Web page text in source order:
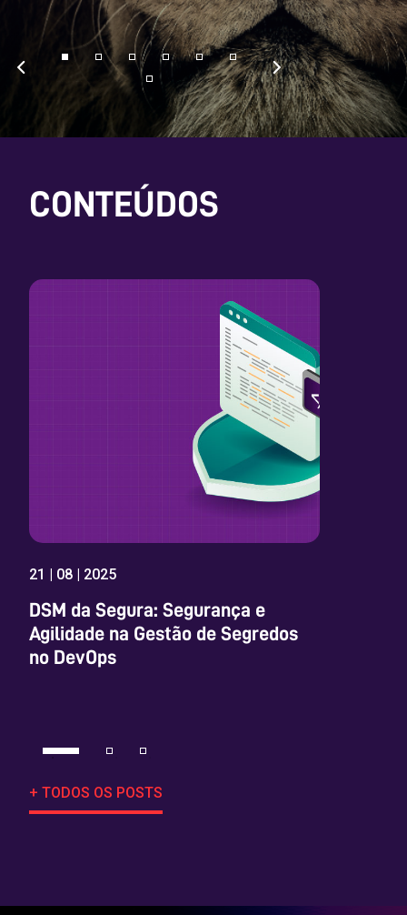
CONTEÚDOS
21 | 08 | 2025
DSM da Segura: Segurança e
Agilidade na Gestão de Segredos
no DevOps
+ TODOS OS POSTS